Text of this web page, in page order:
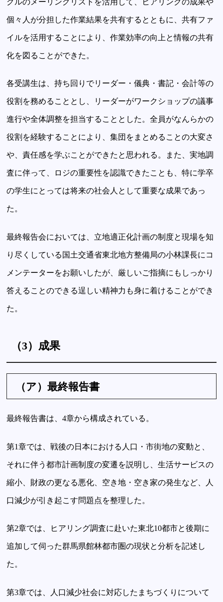
個々人が分担した作業結果を共有するとともに、共有ファ
イルを活用することにより、作業効率の向上と情報の共有
化を図ることができた。
各受講生は、持ち回りでリーダー・儀典・書記・会計等の
役割を務めることとし、リーダーがワークショップの議事
進行や全体調整を担当することとした。全員がなんらかの
役割を経験することにより、集団をまとめることの大変さ
や、責任感を学ぶことができたと思われる。また、実地調
査に伴って、ロジの重要性を認識できたことも、特に学卒
の学生にとっては将来の社会人として重要な成果であっ
た。
最終報告会においては、立地適正化計画の制度と現場を知
り尽くしている国土交通省東北地方整備局の小林課長にコ
メンテーターをお願いしたが、厳しいご指摘にもしっかり
答えることのできる逞しい精神力も身に着けることができ
た。
（3）成果
（ア）最終報告書
最終報告書は、4章から構成されている。
第1章では、戦後の日本における人口・市街地の変動と、
それに伴う都市計画制度の変遷を説明し、生活サービスの
縮小、財政の更なる悪化、空き地・空き家の発生など、人
口減少が引き起こす問題点を整理した。
第2章では、ヒアリング調査に赴いた東北10都市と後期に
追加して伺った群馬県館林都市圏の現状と分析を記述し
た。
第3章では、人口減少社会に対応したまちづくりについて